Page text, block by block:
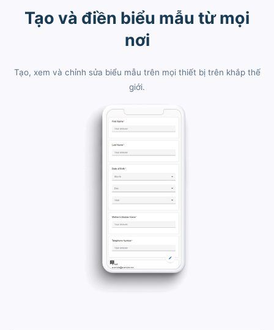
Tạo và điền biểu mẫu từ mọi
nơi
Tạo, xem và chỉnh sửa biểu mẫu trên mọi thiết bị trên khắp thế
giới.